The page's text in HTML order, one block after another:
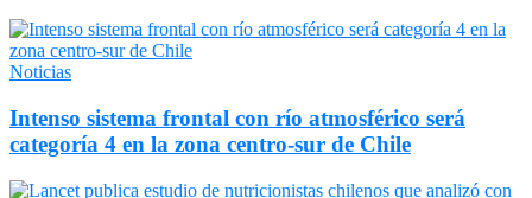
Noticias
Intenso sistema frontal con río atmosférico será
categoría 4 en la zona centro-sur de Chile